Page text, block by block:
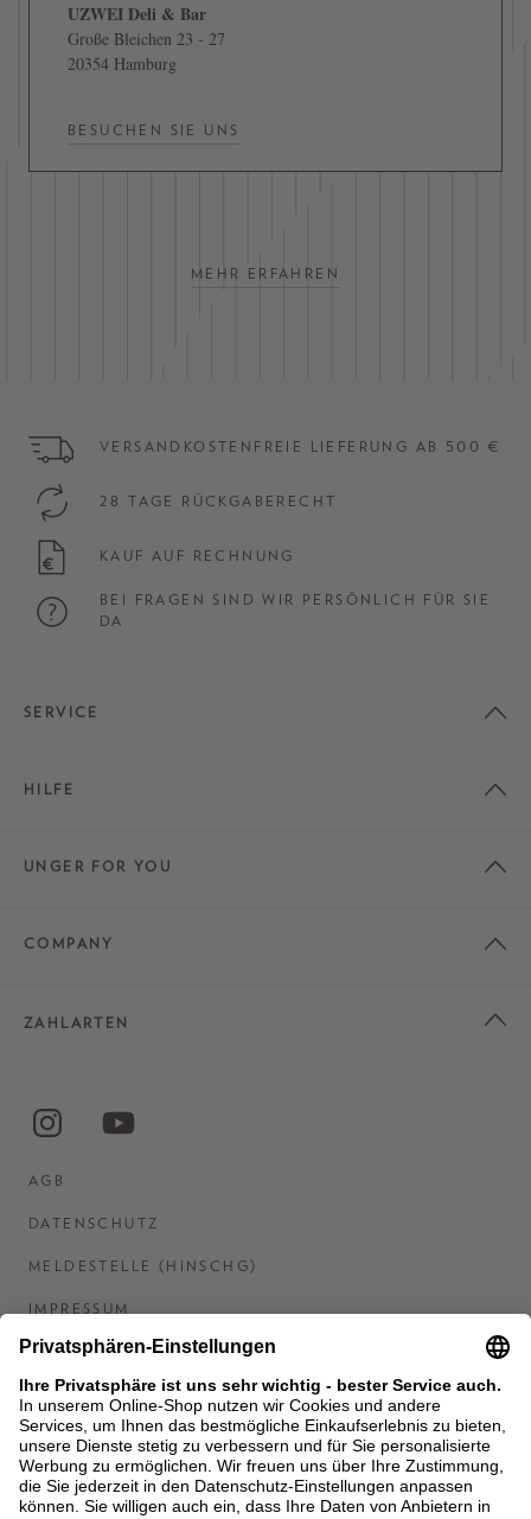
UZWEI Deli & Bar
Große Bleichen 23 - 27
20354 Hamburg
BESUCHEN SIE UNS
MEHR ERFAHREN
VERSANDKOSTENFREIE LIEFERUNG AB 500 €
28 TAGE RÜCKGABERECHT
KAUF AUF RECHNUNG
BEI FRAGEN SIND WIR PERSÖNLICH FÜR SIE
DA
SERVICE
HILFE
UNGER FOR YOU
COMPANY
ZAHLARTEN
AGB
DATENSCHUTZ
MELDESTELLE (HINSCHG)
IMPRESSUM
BARRIEREFREIHEITSERKLÄRUNG
KONTAKT
COOKIES
MEN'S WORLD: BRAUN HAMBURG